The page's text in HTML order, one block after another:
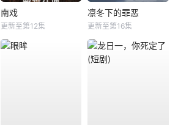
南戏
更新至第12集
凛冬下的罪恶
更新至第16集